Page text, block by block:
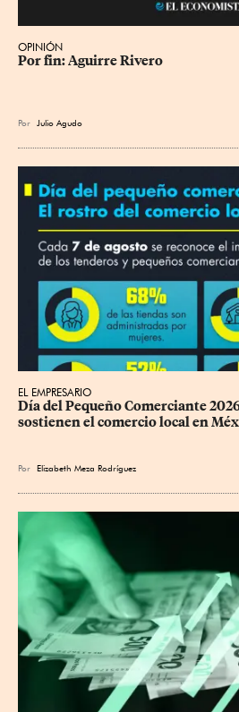
OPINIÓN
Por fin: Aguirre Rivero
Por Julio Agudo
EL EMPRESARIO
Día del Pequeño Comerciante
sostienen el comercio local en
Por Elizabeth Meza Rodríguez